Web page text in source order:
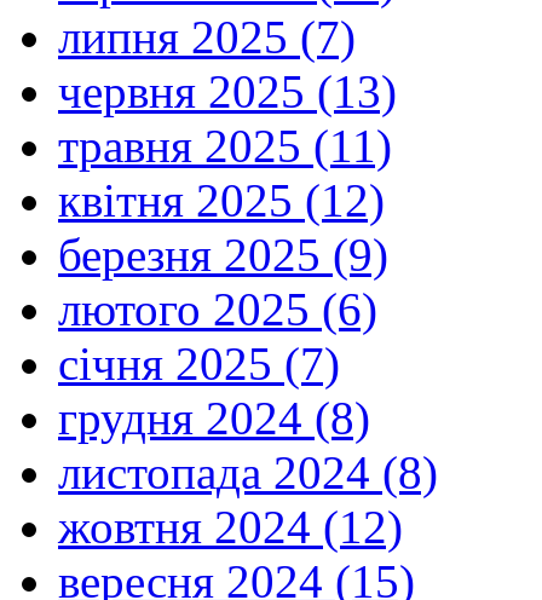
липня 2025 (7)
червня 2025 (13)
травня 2025 (11)
квітня 2025 (12)
березня 2025 (9)
лютого 2025 (6)
січня 2025 (7)
грудня 2024 (8)
листопада 2024 (8)
жовтня 2024 (12)
вересня 2024 (15)